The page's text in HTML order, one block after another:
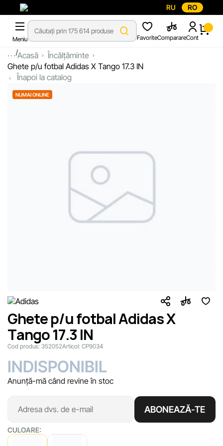
RU RO
Meniu FavoriteComparareCont
...Acasă
Încălțăminte
Ghete p/u fotbal Adidas X Tango 17.3 IN
Înapoi la catalog
NUMAI ONLINE
Ghete p/u fotbal Adidas X
Tango 17.3 IN
Cod produs: 352052Articol: CP9034
INDISPONIBIL
Anunță-mă când revine în stoc
ABONEAZĂ-TE
CULOARE: